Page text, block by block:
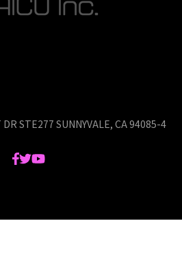
STE277 SUNNYVALE, CA 94085-4